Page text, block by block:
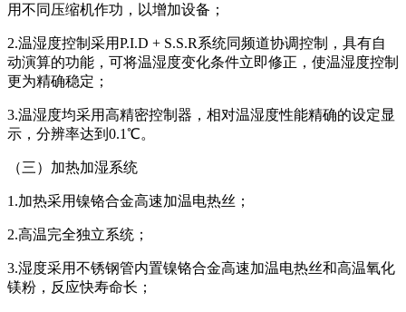
用不同压缩机作功，以增加设备；
2.温湿度控制采用P.I.D + S.S.R系统同频道协调控制，具有自
动演算的功能，可将温湿度变化条件立即修正，使温湿度控制
更为精确稳定；
3.温湿度均采用高精密控制器，相对温湿度性能精确的设定显
示，分辨率达到0.1℃。
（三）加热加湿系统
1.加热采用镍铬合金高速加温电热丝；
2.高温完全独立系统；
3.湿度采用不锈钢管内置镍铬合金高速加温电热丝和高温氧化
镁粉，反应快寿命长；